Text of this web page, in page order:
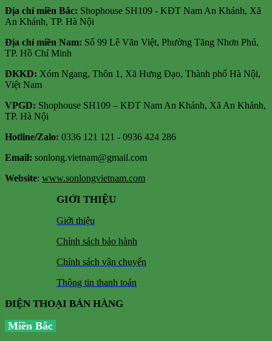
Địa chỉ miền Bắc: Shophouse SH109 - KĐT Nam An Khánh, Xã
An Khánh, TP. Hà Nội
Địa chỉ miền Nam: Số 99 Lê Văn Việt, Phường Tăng Nhơn Phú,
TP. Hồ Chí Minh
ĐKKD: Xóm Ngang, Thôn 1, Xã Hưng Đạo, Thành phố Hà Nội,
Việt Nam
VPGD: Shophouse SH109 – KĐT Nam An Khánh, Xã An Khánh,
TP. Hà Nội
Hotline/Zalo: 0336 121 121 - 0936 424 286
Email: sonlong.vietnam@gmail.com
Website: www.sonlongvietnam.com
GIỚI THIỆU
Giới thiệu
Chính sách bảo hành
Chính sách vận chuyển
Thông tin thanh toán
ĐIỆN THOẠI BÁN HÀNG
Miền Bắc